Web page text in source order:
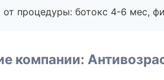
от процедуры: ботокс 4-6 мес,
компании: